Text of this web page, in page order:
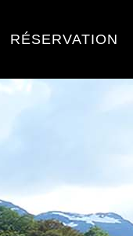
RÉSERVATION